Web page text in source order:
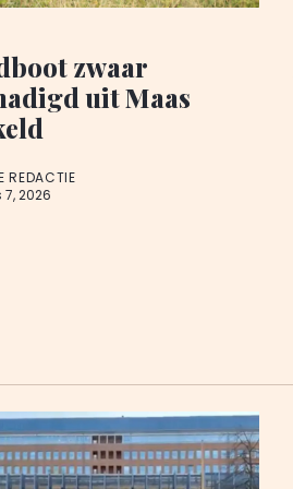
zwaar
uit Maas
REDACTIE
2026